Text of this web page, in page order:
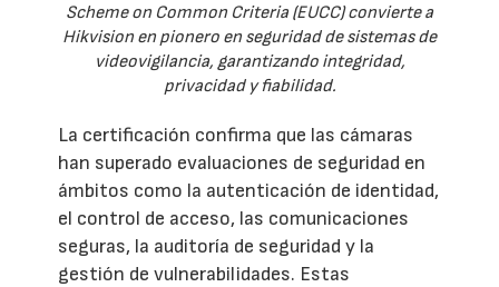
Scheme on Common Criteria (EUCC) convierte a
Hikvision en pionero en seguridad de sistemas de
videovigilancia, garantizando integridad,
privacidad y fiabilidad.
La certificación confirma que las cámaras
han superado evaluaciones de seguridad en
ámbitos como la autenticación de identidad,
el control de acceso, las comunicaciones
seguras, la auditoría de seguridad y la
gestión de vulnerabilidades. Estas